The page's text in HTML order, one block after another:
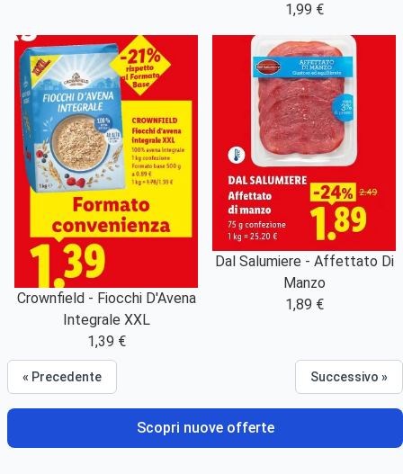
1,99 €
Crownfield - Fiocchi D'Avena
Integrale XXL
1,39 €
Dal Salumiere - Affettato Di
Manzo
1,89 €
« Precedente Successivo »
Scopri nuove offerte